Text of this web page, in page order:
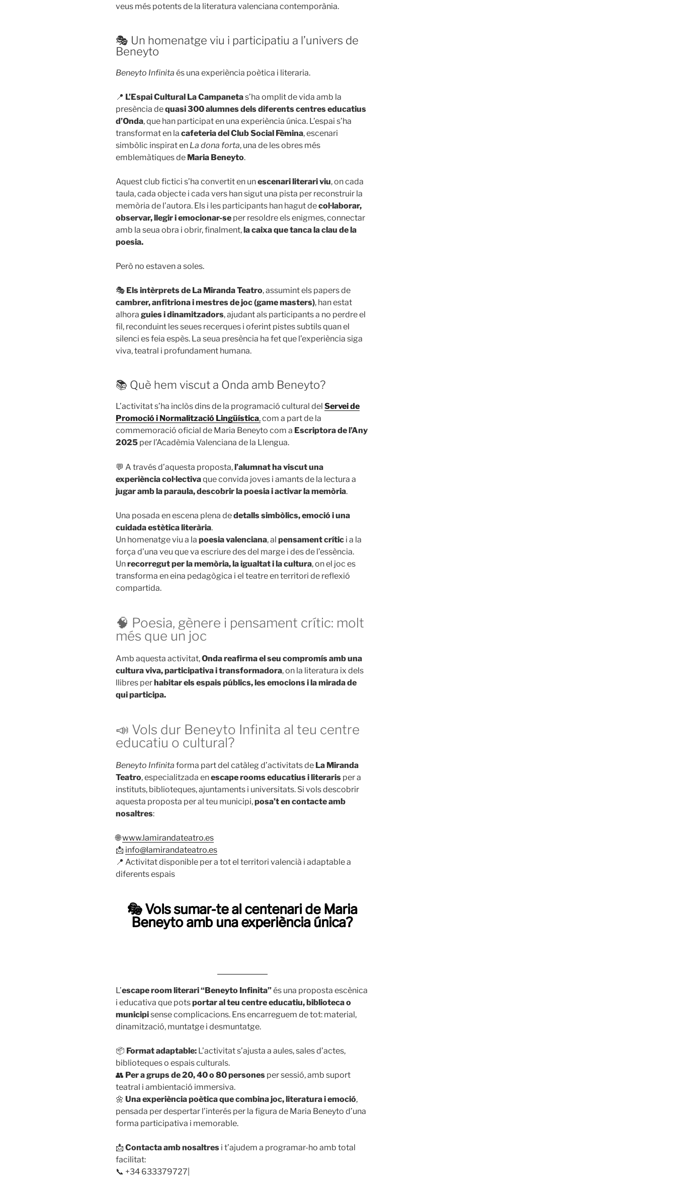
veus més potents de la literatura valenciana contemporània.
🎭 Un homenatge viu i participatiu a l’univers de
Beneyto
Beneyto Infinita és una experiència poètica i literaria.
📍 L’Espai Cultural La Campanetas’ha omplit de vida amb la
presència dequasi 300 alumnes dels diferents centres educatius
d’Onda, que han participat en una experiència única. L’espai s’ha
transformat en la cafeteria del Club Social Fèmina, escenari
simbòlic inspirat en La dona forta, una de les obres més
emblemàtiques de Maria Beneyto.
Aquest club fictici s’ha convertit en unescenari literari viu, on cada
taula, cada objecte i cada vers han sigut una pista per reconstruir la
memòria de l’autora. Els i les participants han hagut decol·laborar,
observar, llegir i emocionar-se per resoldre els enigmes, connectar
amb la seua obra i obrir, finalment,la caixa que tanca la clau de la
poesia.
Però no estaven a soles.
🎭 Els intèrprets de La Miranda Teatro, assumint els papers de
cambrer, anfitriona i mestres de joc (game masters), han estat
alhora guies i dinamitzadors, ajudant als participants a no perdre el
fil, reconduint les seues recerques i oferint pistes subtils quan el
silenci es feia espès. La seua presència ha fet que l’experiència siga
viva, teatral i profundament humana.
📚 Què hem viscut a Onda amb Beneyto?
L’activitat s’ha inclòs dins de la programació cultural del Servei de
Promoció i Normalització Lingüística,com a part de la
commemoració oficial de Maria Beneyto com a Escriptora de l’Any
2025 per l’Acadèmia Valenciana de la Llengua.
💬 A través d’aquesta proposta,l’alumnat ha viscut una
experiència col·lectivaque convida joves i amants de la lectura a
jugar amb la paraula, descobrir la poesia i activar la memòria.
Una posada en escena plena dedetalls simbòlics, emoció i una
cuidada estètica literària.
Un homenatge viu a la poesia valenciana, al pensament crític i a la
força d’una veu que va escriure des del marge i des de l’essència.
Unrecorregut per la memòria, la igualtat i la cultura, on el joc es
transforma en eina pedagògica i el teatre en territori de reflexió
compartida.
🧠 Poesia, gènere i pensament crític: molt
més que un joc
Amb aquesta activitat,Onda reafirma el seu compromís amb una
cultura viva, participativa i transformadora, on la literatura ix dels
llibres perhabitar els espais públics, les emocions i la mirada de
qui participa.
📣 Vols dur Beneyto Infinita al teu centre
educatiu o cultural?
Beneyto Infinita forma part del catàleg d’activitats de La Miranda
Teatro, especialitzada enescape rooms educatius i literaris per a
instituts, biblioteques, ajuntaments i universitats. Si vols descobrir
aquesta proposta per al teu municipi,posa’t en contacte amb
nosaltres:
🌐www.lamirandateatro.es
📩 info@lamirandateatro.es
📍 Activitat disponible per a tot el territori valencià i adaptable a
diferents espais
🎭 Vols sumar-te al centenari de Maria
Beneyto amb una experiència única?
L’escape room literari “Beneyto Infinita”és una proposta escènica
i educativa que potsportar al teu centre educatiu, biblioteca o
municipisense complicacions. Ens encarreguem de tot: material,
dinamització, muntatge i desmuntatge.
📦 Format adaptable: L’activitat s’ajusta a aules, sales d’actes,
biblioteques o espais culturals.
👥 Per a grups de 20, 40 o 80 persones per sessió, amb suport
teatral i ambientació immersiva.
🌼 Una experiència poètica que combina joc, literatura i emoció,
pensada per despertar l’interés per la figura de Maria Beneyto d’una
forma participativa i memorable.
📩 Contacta amb nosaltres i t’ajudem a programar-ho amb total
facilitat:
📞 +34 633379727|